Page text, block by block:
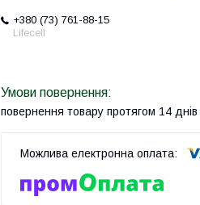
+380 (73) 761-88-15
Lifecell
повернення товару протягом 14 днів